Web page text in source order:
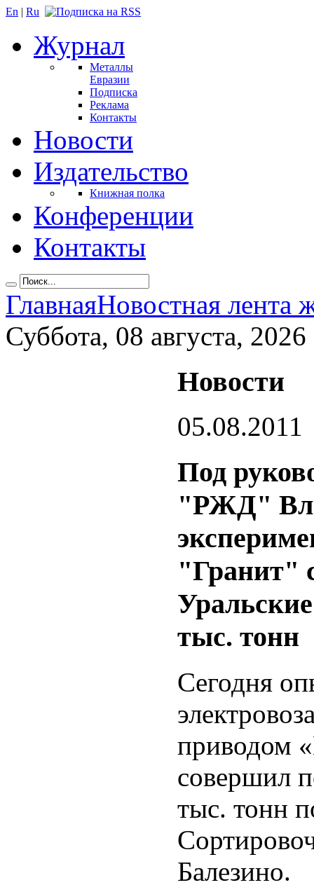
En | Ru
Журнал
Металлы
Евразии
Подписка
Реклама
Контакты
Новости
Издательство
Книжная полка
Конференции
Контакты
ГлавнаяНовостная лента
Суббота, 08 августа, 2026
Новости
05.08.2011
Под
"РЖД"
"Гранит"
тыс. тонн
Сегодня
приводом
совершил
тыс. тонн
Балезино.